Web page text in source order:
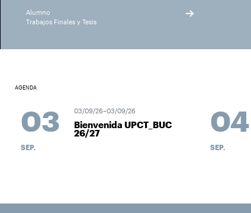
Alumno
Trabajos Finales y Tesis
AGENDA
03
SEP.
03/09/26–03/09/26
Bienvenida UPCT_BUC
26/27 04
SEP.